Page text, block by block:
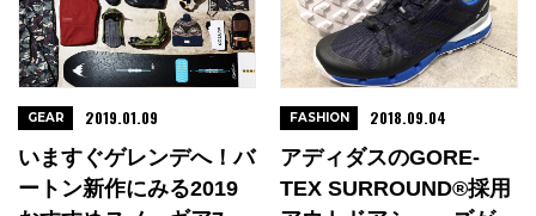
いますぐゲレンデへ！バ
ートン新作にみる2019
GEAR 2019.01.09
アディダスのGORE-
TEX SURROUND®採用
FASHION 2018.09.04